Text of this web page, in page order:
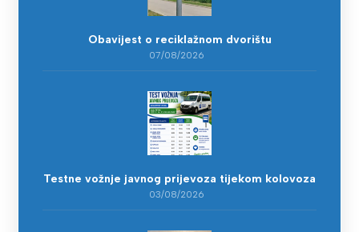
Obavijest o reciklažnom dvorištu
07/08/2026
Testne vožnje javnog prijevoza tijekom kolovoza
03/08/2026